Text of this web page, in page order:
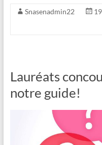
Snasenadmin22
Lauréats
notre guide!